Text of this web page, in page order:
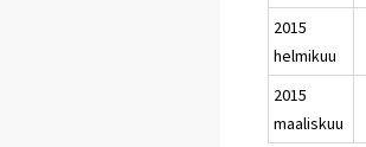
2015
helmikuu
2015
maaliskuu